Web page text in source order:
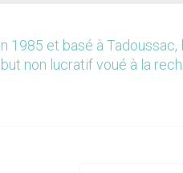
1985 et basé à
non lucratif voué à la